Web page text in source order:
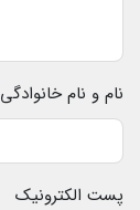
نام و نام خانوادگی
پست الکترونیک